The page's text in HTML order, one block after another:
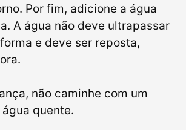
Por fim, adicione a água
A água não deve ultrapassar
e deve ser reposta,
não caminhe com um
quente.